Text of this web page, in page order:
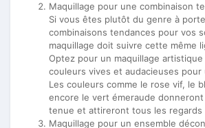
Maquillage pour une combinaison
Si vous êtes plutôt du genre à
combinaisons tendances pour vos
maquillage doit suivre cette même
Optez pour un maquillage
couleurs vives et audacieuses pour
Les couleurs comme le rose vif, le
encore le vert émeraude
tenue et attireront tous les regards
Maquillage pour un ensemble